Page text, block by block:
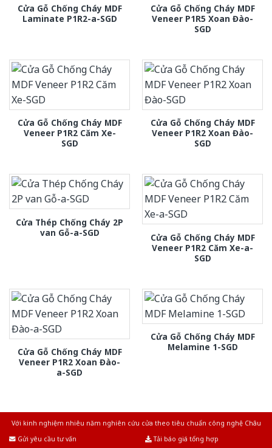
Cửa Gỗ Chống Cháy MDF
Laminate P1R2-a-SGD
Cửa Gỗ Chống Cháy MDF
Veneer P1R5 Xoan Đào-
SGD
Cửa Gỗ Chống Cháy MDF
Veneer P1R2 Căm Xe-
SGD
Cửa Gỗ Chống Cháy MDF
Veneer P1R2 Xoan Đào-
SGD
Cửa Thép Chống Cháy 2P
van Gỗ-a-SGD
Cửa Gỗ Chống Cháy MDF
Veneer P1R2 Căm Xe-a-
SGD
Cửa Gỗ Chống Cháy MDF
Veneer P1R2 Xoan Đào-
a-SGD
Cửa Gỗ Chống Cháy MDF
Melamine 1-SGD
Với kinh nghiệm nhiêu năm nghiên cứu cửa theo tiêu chuẩn công nghệ Châu
Gửi yêu cầu tư vấn
Tải báo giá tổng hợp